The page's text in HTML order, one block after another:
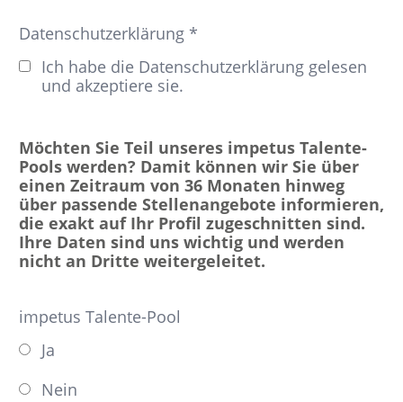
Datenschutzerklärung *
Ich habe die Datenschutzerklärung gelesen
und akzeptiere sie.
Möchten Sie Teil unseres impetus Talente-
Pools werden? Damit können wir Sie über
einen Zeitraum von 36 Monaten hinweg
über passende Stellenangebote informieren,
die exakt auf Ihr Profil zugeschnitten sind.
Ihre Daten sind uns wichtig und werden
nicht an Dritte weitergeleitet.
impetus Talente-Pool
Ja
Nein